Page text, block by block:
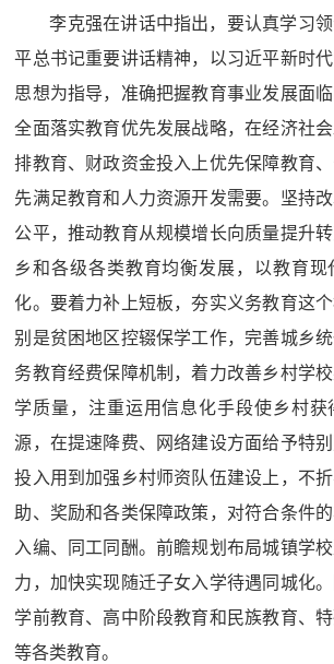
李克强在讲话中指出，要认真学习
平总书记重要讲话精神，以习近平新时
思想为指导，准确把握教育事业发展面临
全面落实教育优先发展战略，在经济社
排教育、财政资金投入上优先保障教育
先满足教育和人力资源开发需要。坚持
公平，推动教育从规模增长向质量提升
乡和各级各类教育均衡发展，以教育
化。要着力补上短板，夯实义务教育这
别是贫困地区控辍保学工作，完善城乡
务教育经费保障机制，着力改善乡村学
学质量，注重运用信息化手段使乡村获
源，在提速降费、网络建设方面给予特
投入用到加强乡村师资队伍建设上，不
助、奖励和各类保障政策，对符合条件
入编、同工同酬。前瞻规划布局城镇学
力，加快实现随迁子女入学待遇同城化
学前教育、高中阶段教育和民族教育、
等各类教育。